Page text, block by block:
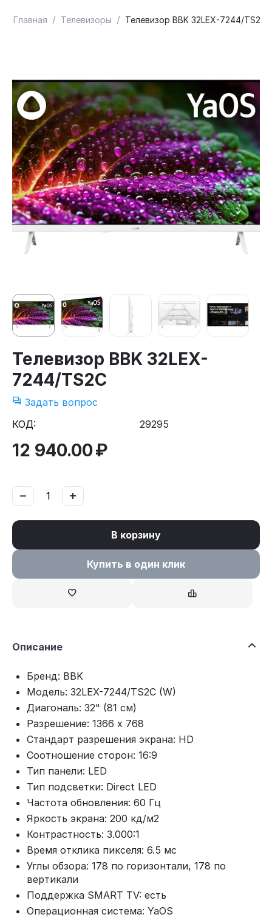
Главная / Телевизоры / Телевизор BBK 32LEX-7244/TS2C
Телевизор BBK 32LEX-
7244/TS2C
Задать вопрос
КОД:
29295
12 940.00₽
+
−
В корзину
Купить в один клик
Описание
Бренд: BBK
Модель: 32LEX-7244/TS2C (W)
Диагональ: 32" (81 см)
Разрешение: 1366 x 768
Стандарт разрешения экрана: HD
Соотношение сторон: 16:9
Тип панели: LED
Тип подсветки: Direct LED
Частота обновления: 60 Гц
Яркость экрана: 200 кд/м2
Контрастность: 3.000:1
Время отклика пикселя: 6.5 мс
Углы обзора: 178 по горизонтали, 178 по
вертикали
Поддержка SMART TV: есть
Операционная система: YaOS